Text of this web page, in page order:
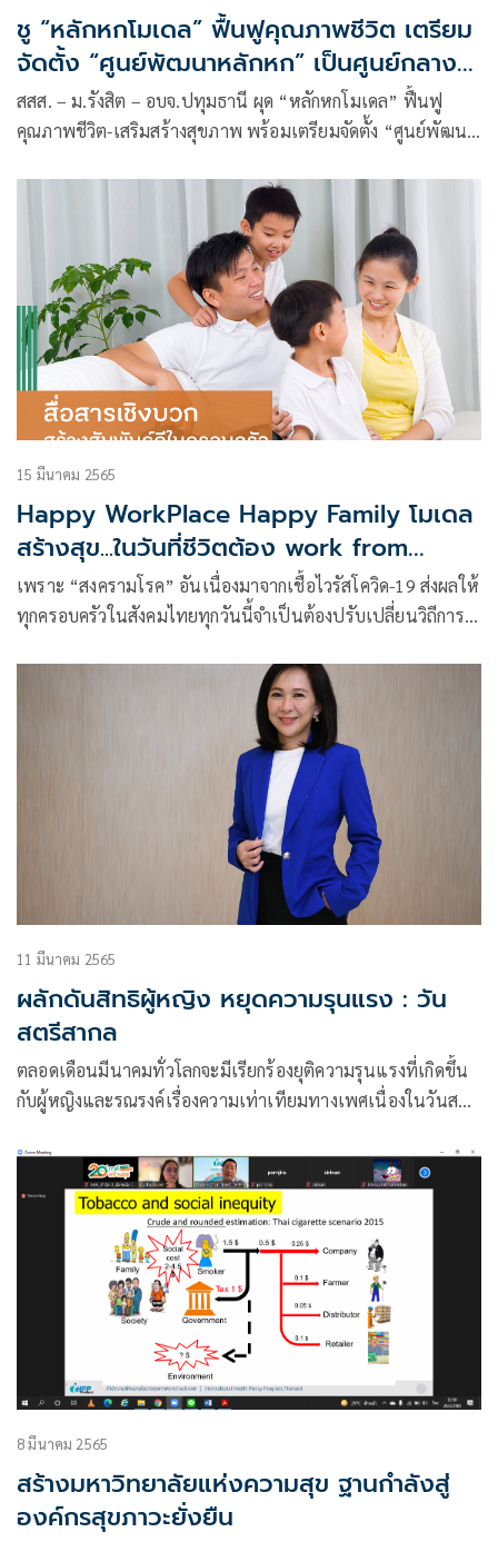
ชู “หลักหกโมเดล” ฟื้นฟูคุณภาพชีวิต เตรียม
จัดตั้ง “ศูนย์พัฒนาหลักหก” เป็นศูนย์กลาง
ความช่วยเหลือ
สสส. – ม.รังสิต – อบจ.ปทุมธานี ผุด “หลักหกโมเดล” ฟื้นฟู
คุณภาพชีวิต-เสริมสร้างสุขภาพ พร้อมเตรียมจัดตั้ง “ศูนย์พัฒนา
15 มีนาคม 2565
Happy WorkPlace Happy Family โมเดล
สร้างสุข...ในวันที่ชีวิตต้อง work from
home
เพราะ “สงครามโรค” อันเนื่องมาจากเชื้อไวรัสโควิด-19 ส่งผลให้
ทุกครอบครัวในสังคมไทยทุกวันนี้จำเป็นต้องปรับเปลี่ยนวิถีการ
11 มีนาคม 2565
ผลักดันสิทธิผู้หญิง หยุดความรุนแรง : วัน
สตรีสากล
ตลอดเดือนมีนาคมทั่วโลกจะมีเรียกร้องยุติความรุนแรงที่เกิดขึ้น
กับผู้หญิงและรณรงค์เรื่องความเท่าเทียมทางเพศเนื่องในวันสตรี
8 มีนาคม 2565
สร้างมหาวิทยาลัยแห่งความสุข ฐานกำลังสู่
องค์กรสุขภาวะยั่งยืน